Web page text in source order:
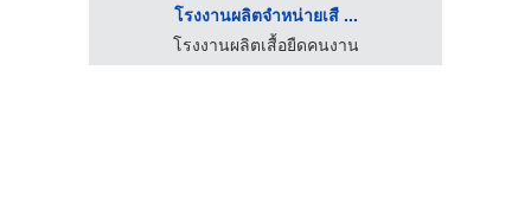
โรงงานผลิตจำหน่ายเสื ...
โรงงานผลิตเสื้อยืดคนงาน